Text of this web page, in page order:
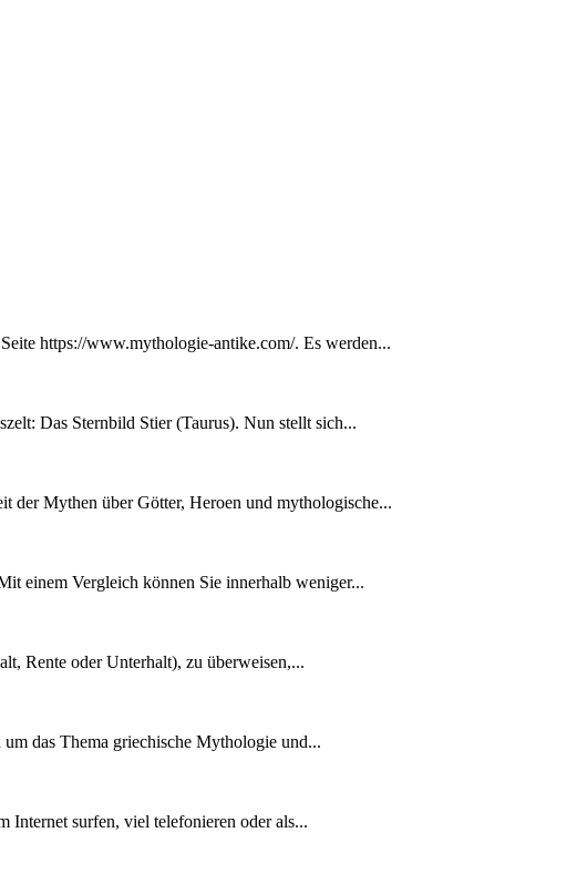
https://www.mythologie-antike.com/. Es werden...
Das Sternbild Stier (Taurus). Nun stellt sich...
der Mythen über Götter, Heroen und mythologische...
einem Vergleich können Sie innerhalb weniger...
Rente oder Unterhalt), zu überweisen,...
das Thema griechische Mythologie und...
surfen, viel telefonieren oder als...